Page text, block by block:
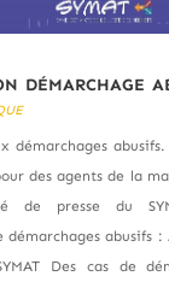
démarchage
démarchages abusifs.
des agents de la
de presse du
démarchages abusifs
Des cas de